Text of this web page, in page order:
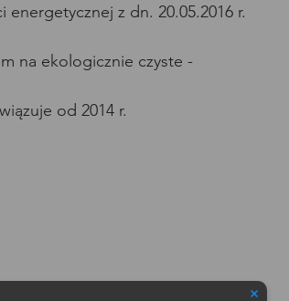
z dn. 20.05.2016 r.
na ekologicznie czyste -
od 2014 r.